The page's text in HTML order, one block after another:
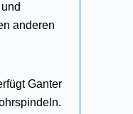
anderen
Ganter